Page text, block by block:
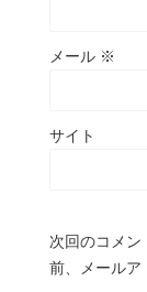
メール ※
サイト
次回のコメン
前、メールア